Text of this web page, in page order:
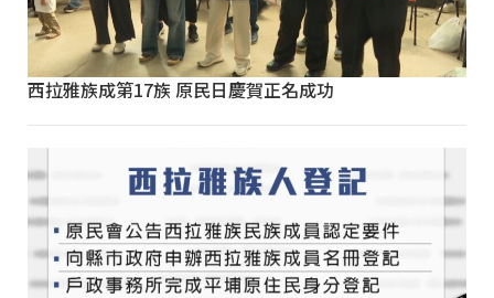
西拉雅族成第17族 原民日慶賀正名成功